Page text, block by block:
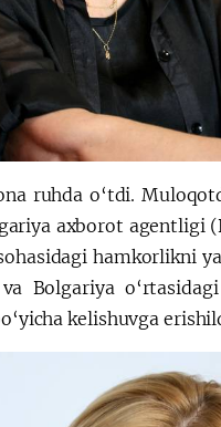
ruhda o‘tdi.
axborot agentligi
hamkorlikni
Bolgariya
kelishuvga